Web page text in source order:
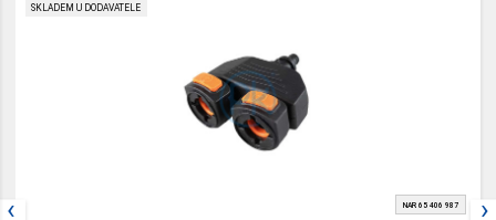
SKLADEM U DODAVATELE
NAR 65 406 987
‹ ›